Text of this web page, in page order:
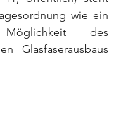
wie ein
des
Glasfaserausbaus